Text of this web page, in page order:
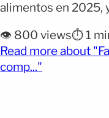
alimentos en 2025,
revelado por un
refleja una realidad
muchas familias, el
👁️ 800 views⏱️ 1
Read more about
comp..."